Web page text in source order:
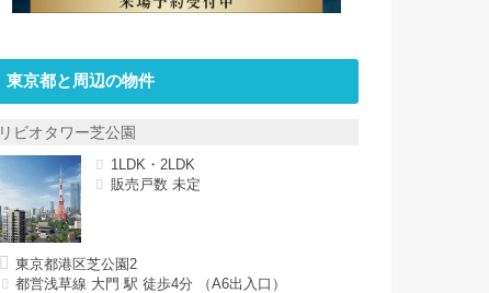
東京都と周辺の物件
リビオタワー芝公園
1LDK・2LDK
販売戸数 未定
東京都港区芝公園2
都営浅草線 大門 駅 徒歩4分 （A6出入口）